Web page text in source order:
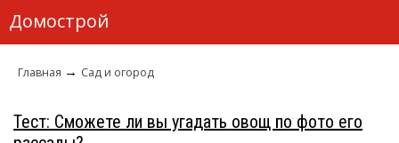
Домострой
Главная → Сад и огород
Тест: Сможете ли вы угадать овощ по фото его